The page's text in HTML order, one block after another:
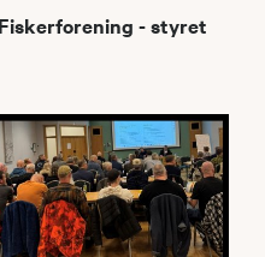
- styret